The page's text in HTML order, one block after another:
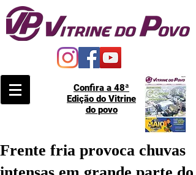
Confira a 48ª
Edição do Vitrine
do povo
Frente fria provoca chuvas